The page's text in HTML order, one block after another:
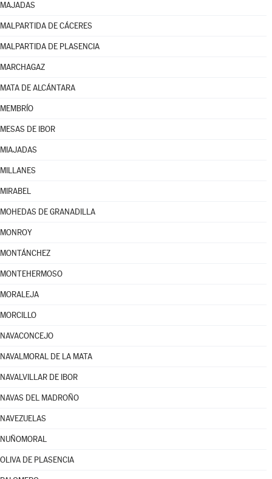
MAJADAS
MALPARTIDA DE CÁCERES
MALPARTIDA DE PLASENCIA
MARCHAGAZ
MATA DE ALCÁNTARA
MEMBRÍO
MESAS DE IBOR
MIAJADAS
MILLANES
MIRABEL
MOHEDAS DE GRANADILLA
MONROY
MONTÁNCHEZ
MONTEHERMOSO
MORALEJA
MORCILLO
NAVACONCEJO
NAVALMORAL DE LA MATA
NAVALVILLAR DE IBOR
NAVAS DEL MADROÑO
NAVEZUELAS
NUÑOMORAL
OLIVA DE PLASENCIA